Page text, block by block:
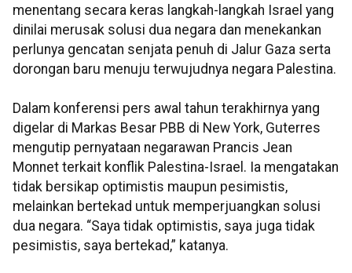
menentang secara keras langkah-langkah Israel yang
dinilai merusak solusi dua negara dan menekankan
perlunya gencatan senjata penuh di Jalur Gaza serta
dorongan baru menuju terwujudnya negara Palestina.
Dalam konferensi pers awal tahun terakhirnya yang
digelar di Markas Besar PBB di New York, Guterres
mengutip pernyataan negarawan Prancis Jean
Monnet terkait konflik Palestina-Israel. Ia mengatakan
tidak bersikap optimistis maupun pesimistis,
melainkan bertekad untuk memperjuangkan solusi
dua negara. “Saya tidak optimistis, saya juga tidak
pesimistis, saya bertekad,” katanya.